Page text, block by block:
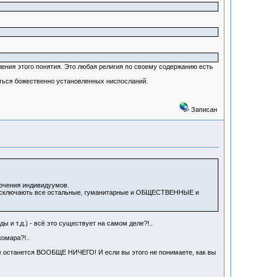
этого понятия. Это любая религия по своему содержанию есть
божественно установленных ниспосланий.
Записан
индивидуумов.
все остальные, гуманитарные и ОБЩЕСТВЕННЫЕ и
и т.д.) - всё это существует на самом деле?!..
останется ВООБЩЕ НИЧЕГО! И если вы этого не понимаете, как вы